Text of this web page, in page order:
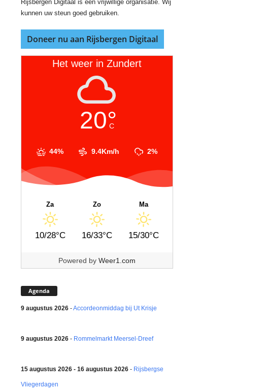
Rijsbergen Digitaal is een vrijwillige organisatie. Wij
kunnen uw steun goed gebruiken.
Doneer nu aan Rijsbergen Digitaal
Het weer in Zundert
20°
C
44% 9.4Km/h 2%
Za
10/28°C
Zo
16/33°C
Ma
15/30°C
Powered by Weer1.com
Agenda
9 augustus 2026-Accordeonmiddag bij Ut Krisje
9 augustus 2026- Rommelmarkt Meersel-Dreef
15 augustus 2026 - 16 augustus 2026- Rijsbergse
Vliegerdagen